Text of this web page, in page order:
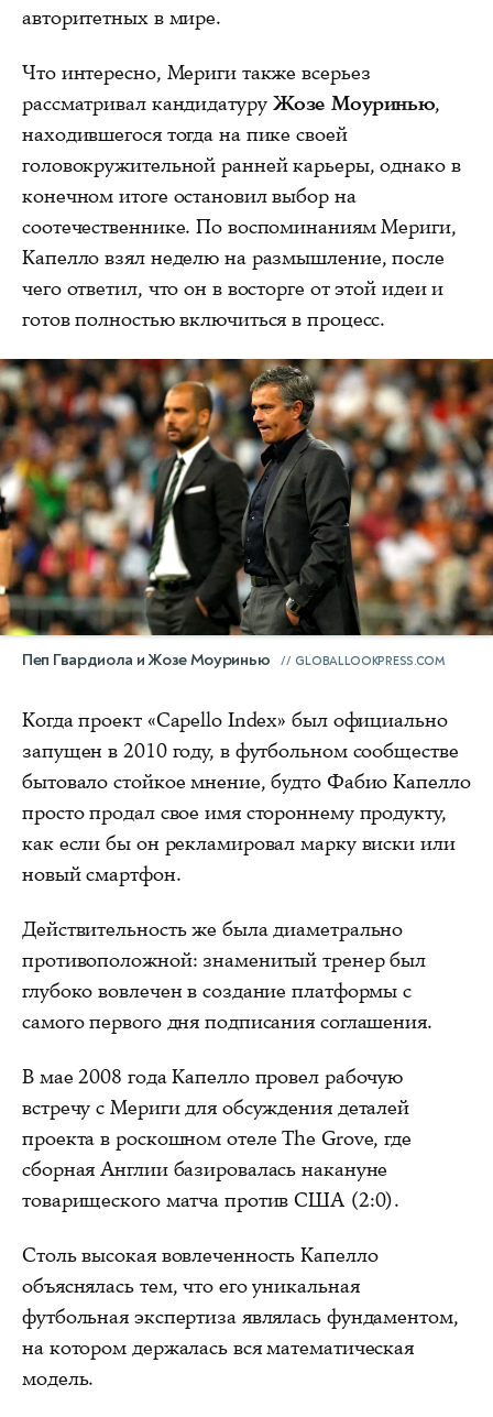
авторитетных в мире.
Что интересно, Мериги также всерьез
рассматривал кандидатуру Жозе Моуринью,
находившегося тогда на пике своей
головокружительной ранней карьеры, однако в
конечном итоге остановил выбор на
соотечественнике. По воспоминаниям Мериги,
Капелло взял неделю на размышление, после
чего ответил, что он в восторге от этой идеи и
готов полностью включиться в процесс.
Пеп Гвардиола и Жозе Моуринью GLOBALLOOKPRESS.COM
Когда проект «Capello Index» был официально
запущен в 2010 году, в футбольном сообществе
бытовало стойкое мнение, будто Фабио Капелло
просто продал свое имя стороннему продукту,
как если бы он рекламировал марку виски или
новый смартфон.
Действительность же была диаметрально
противоположной: знаменитый тренер был
глубоко вовлечен в создание платформы с
самого первого дня подписания соглашения.
В мае 2008 года Капелло провел рабочую
встречу с Мериги для обсуждения деталей
проекта в роскошном отеле The Grove, где
сборная Англии базировалась накануне
товарищеского матча против США (2:0).
Столь высокая вовлеченность Капелло
объяснялась тем, что его уникальная
футбольная экспертиза являлась фундаментом,
на котором держалась вся математическая
модель.